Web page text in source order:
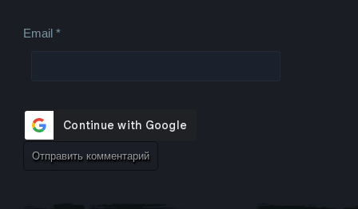
Email*